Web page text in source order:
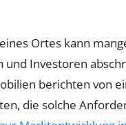
Ortes kann
Investoren
berichten von
die solche